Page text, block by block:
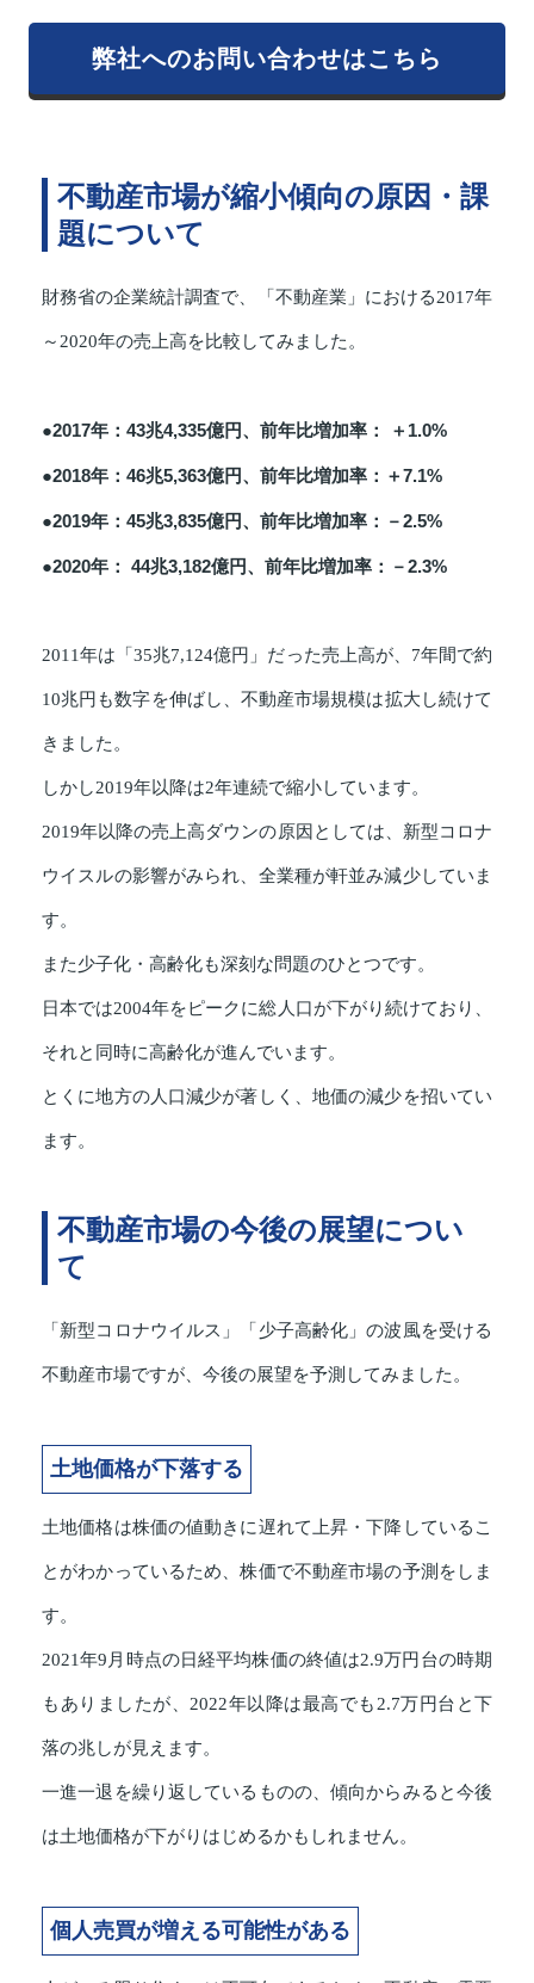
弊社へのお問い合わせはこちら
不動産市場が縮小傾向の原因・課
題について
財務省の企業統計調査で、「不動産業」における2017年
～2020年の売上高を比較してみました。
●2017年：43兆4,335億円、前年比増加率： ＋1.0%
●2018年：46兆5,363億円、前年比増加率：＋7.1%
●2019年：45兆3,835億円、前年比増加率：－2.5%
●2020年： 44兆3,182億円、前年比増加率：－2.3%
2011年は「35兆7,124億円」だった売上高が、7年間で約
10兆円も数字を伸ばし、不動産市場規模は拡大し続けて
きました。
しかし2019年以降は2年連続で縮小しています。
2019年以降の売上高ダウンの原因としては、新型コロナ
ウイスルの影響がみられ、全業種が軒並み減少していま
す。
また少子化・高齢化も深刻な問題のひとつです。
日本では2004年をピークに総人口が下がり続けており、
それと同時に高齢化が進んでいます。
とくに地方の人口減少が著しく、地価の減少を招いてい
ます。
不動産市場の今後の展望につい
て
「新型コロナウイルス」「少子高齢化」の波風を受ける
不動産市場ですが、今後の展望を予測してみました。
土地価格が下落する
土地価格は株価の値動きに遅れて上昇・下降しているこ
とがわかっているため、株価で不動産市場の予測をしま
す。
2021年9月時点の日経平均株価の終値は2.9万円台の時期
もありましたが、2022年以降は最高でも2.7万円台と下
落の兆しが見えます。
一進一退を繰り返しているものの、傾向からみると今後
は土地価格が下がりはじめるかもしれません。
個人売買が増える可能性がある